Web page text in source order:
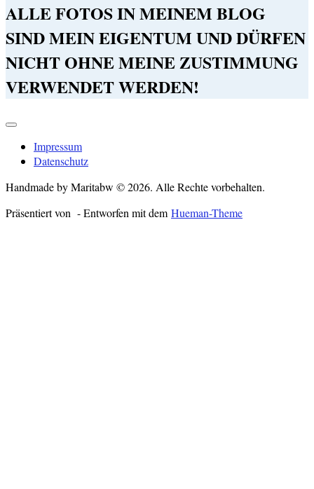
ALLE FOTOS IN MEINEM BLOG
SIND MEIN EIGENTUM UND DÜRFEN
NICHT OHNE MEINE ZUSTIMMUNG
VERWENDET WERDEN!
Impressum
Datenschutz
Handmade by Maritabw © 2026. Alle Rechte vorbehalten.
Präsentiert von - Entworfen mit dem Hueman-Theme